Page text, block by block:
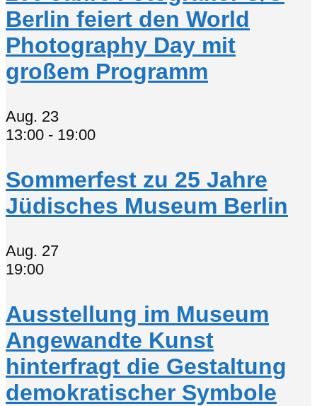
Berlin feiert den World
Photography Day mit
großem Programm
Aug. 23
13:00 - 19:00
Sommerfest zu 25 Jahre
Jüdisches Museum Berlin
Aug. 27
19:00
Ausstellung im Museum
Angewandte Kunst
hinterfragt die Gestaltung
demokratischer Symbole